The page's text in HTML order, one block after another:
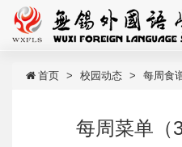
首页 校园动态 每周食
每周菜单（